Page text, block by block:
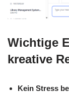
Wichtige
kreative
Kein Stress